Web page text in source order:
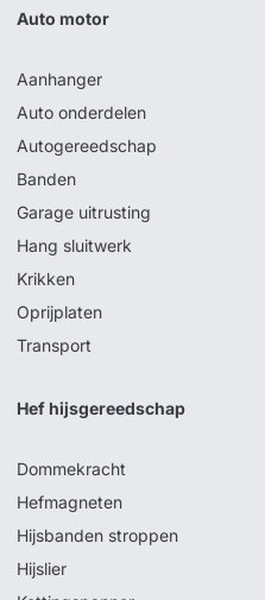
Auto motor
Aanhanger
Auto onderdelen
Autogereedschap
Banden
Garage uitrusting
Hang sluitwerk
Krikken
Oprijplaten
Transport
Hef hijsgereedschap
Dommekracht
Hefmagneten
Hijsbanden stroppen
Hijslier